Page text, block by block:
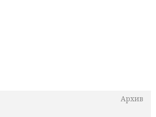
Архив